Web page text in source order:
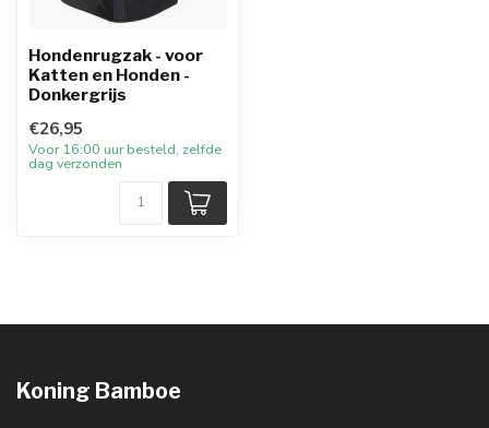
Hondenrugzak - voor
Katten en Honden -
Donkergrijs
€26,95
Voor 16:00 uur besteld, zelfde
dag verzonden
Koning Bamboe